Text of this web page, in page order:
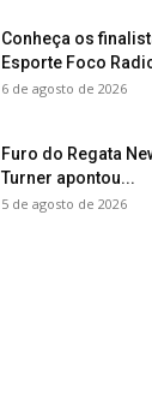
Conheça os
Esporte Foco
6 de agosto de 2026
Furo do Regata
Turner apontou...
5 de agosto de 2026